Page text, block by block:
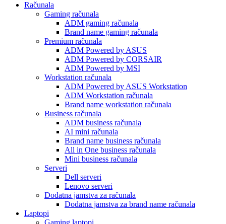
Računala
Gaming računala
ADM gaming računala
Brand name gaming računala
Premium računala
ADM Powered by ASUS
ADM Powered by CORSAIR
ADM Powered by MSI
Workstation računala
ADM Powered by ASUS Workstation
ADM Workstation računala
Brand name workstation računala
Business računala
ADM business računala
AI mini računala
Brand name business računala
All in One business računala
Mini business računala
Serveri
Dell serveri
Lenovo serveri
Dodatna jamstva za računala
Dodatna jamstva za brand name računala
Laptopi
Gaming laptopi